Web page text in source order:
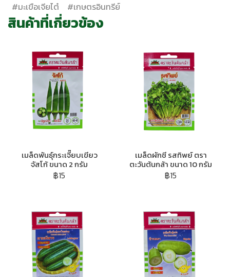
#มะเขือเจียไต๋
#เกษตรอินทรีย์
สินค้าที่เกี่ยวข้อง
เมล็ดพันธุ์กระเจี๊ยบเขียว
จัสโก้ ขนาด 2 กรัม
฿15
เมล็ดผักชี รสทิพย์ ตรา
ตะวันต้นกล้า ขนาด 10 กรัม
฿15